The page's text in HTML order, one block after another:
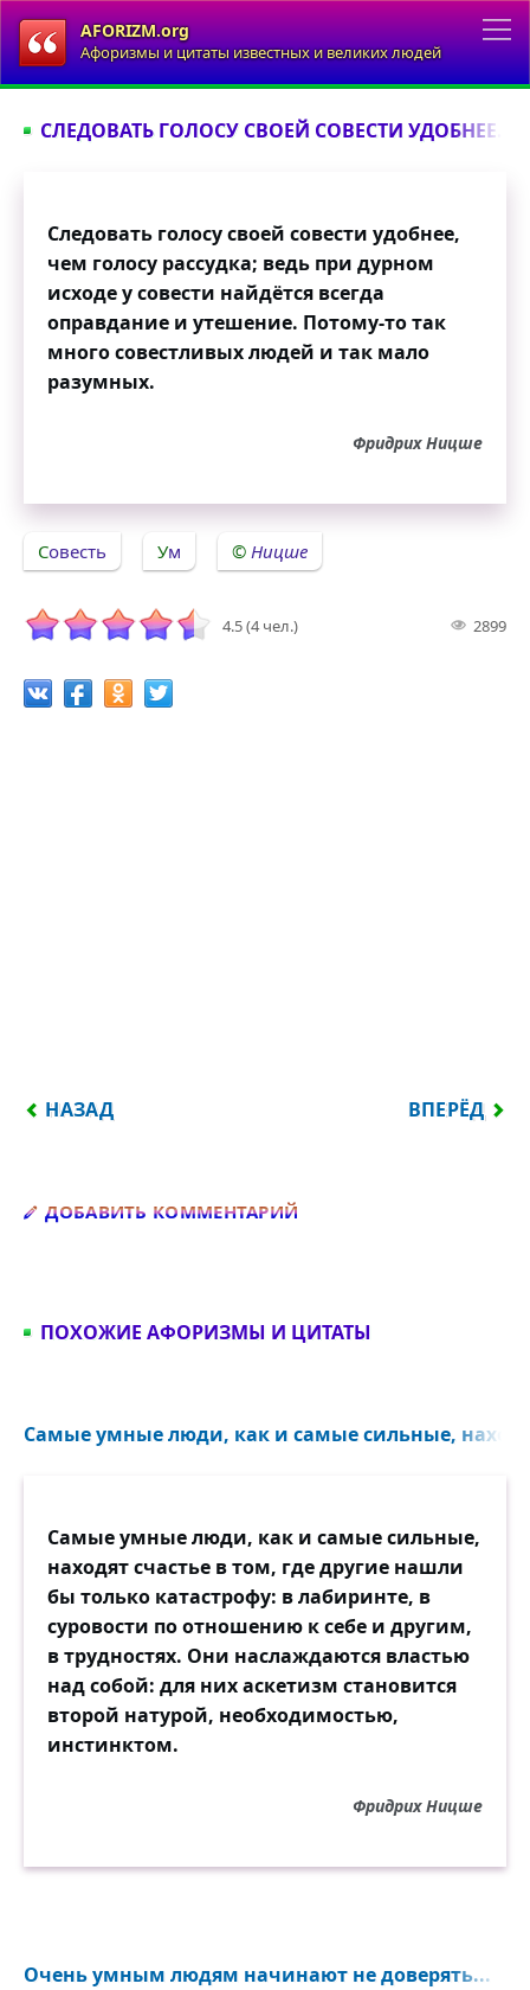
AFORIZM.org
Афоризмы и цитаты известных и великих людей
СЛЕДОВАТЬ ГОЛОСУ СВОЕЙ СОВЕСТИ УДОБНЕЕ...
Следовать голосу своей совести удобнее,
чем голосу рассудка; ведь при дурном
исходе у совести найдётся всегда
оправдание и утешение. Потому-то так
много совестливых людей и так мало
разумных.
Фридрих Ницше
Совесть Ум Ницше
4.5 (4 чел.) 2899
ПРЕДЫДУЩИЙ: БЛАГОДЕТЕЛЬНОЕ И
НАЗАД ВПЕРЁД
ДОБАВИТЬ КОММЕНТАРИЙ
ПОХОЖИЕ АФОРИЗМЫ И ЦИТАТЫ
Самые умные люди, как и самые сильные,
Самые умные люди, как и самые сильные,
находят счастье в том, где другие нашли
бы только катастрофу: в лабиринте, в
суровости по отношению к себе и другим,
в трудностях. Они наслаждаются властью
над собой: для них аскетизм становится
второй натурой, необходимостью,
инстинктом.
Фридрих Ницше
Очень умным людям начинают не доверять...